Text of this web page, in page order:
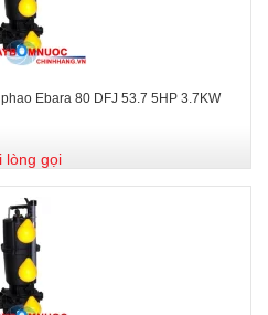
Ebara 80 DFJ 53.7 5HP 3.7KW
lòng gọi